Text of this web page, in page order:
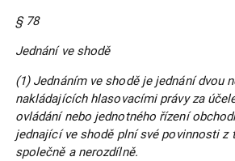
§ 78
Jednání ve shodě
(1) Jednáním ve shodě je jednání dvou
nakládajících hlasovacími právy za
ovládání nebo jednotného řízení
jednající ve shodě plní své povinnosti z
společně a nerozdílně.